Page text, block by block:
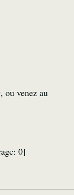
ou venez au
0]